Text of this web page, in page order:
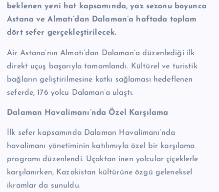
beklenen yeni hat kapsamında, yaz sezonu boyunca
Astana ve Almatı’dan Dalaman’a haftada toplam
dört sefer gerçekleştirilecek.
Air Astana’nın Almatı’dan Dalaman’a düzenlediği ilk
direkt uçuş başarıyla tamamlandı. Kültürel ve turistik
bağların geliştirilmesine katkı sağlaması hedeflenen
seferde, 176 yolcu Dalaman’a ulaştı.
Dalaman Havalimanı’nda Özel Karşılama
İlk sefer kapsamında Dalaman Havalimanı’nda
havalimanı yönetiminin katılımıyla özel bir karşılama
programı düzenlendi. Uçaktan inen yolcular çiçeklerle
karşılanırken, Kazakistan kültürüne özgü geleneksel
ikramlar da sunuldu.